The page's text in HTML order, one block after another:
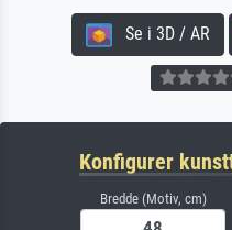
Se i 3D / AR
Konfigurer
Bredde (Motiv, cm)